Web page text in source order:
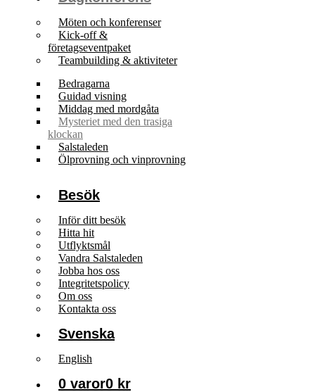
Möten och konferenser
Kick-off &
företagseventpaket
Teambuilding & aktiviteter
Bedragarna
Guidad visning
Middag med mordgåta
Mysteriet med den trasiga
klockan
Salstaleden
Ölprovning och vinprovning
Besök
Inför ditt besök
Hitta hit
Utflyktsmål
Vandra Salstaleden
Jobba hos oss
Integritetspolicy
Om oss
Kontakta oss
Svenska
English
0 varor0 kr